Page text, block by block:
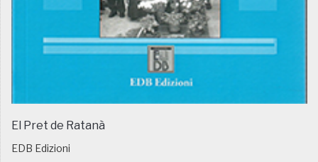
El Pret de Ratanà
EDB Edizioni